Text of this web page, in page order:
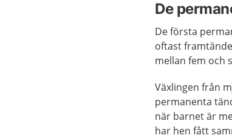
De
De första
oftast
mellan fem och
Växlingen från
permanenta
när barnet är
har hen fått